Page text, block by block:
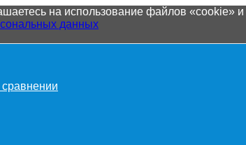
на использование файлов «cookie»
данных